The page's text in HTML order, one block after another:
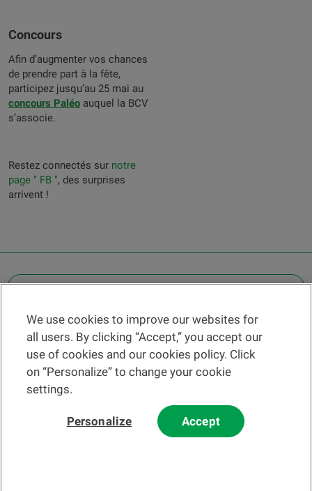
Concours
Afin d’augmenter vos chances
de prendre part à la fête,
participez jusqu’au 25 mai au
concours Paléo auquel la BCV
s’associe.
Restez connectés sur notre
page " FB ", des surprises
arrivent !
Find a branch
Help and contact
News
We use cookies to improve our websites for
all users. By clicking “Accept,” you accept our
use of cookies and our cookies policy. Click
on “Personalize” to change your cookie
settings.
Personalize Accept